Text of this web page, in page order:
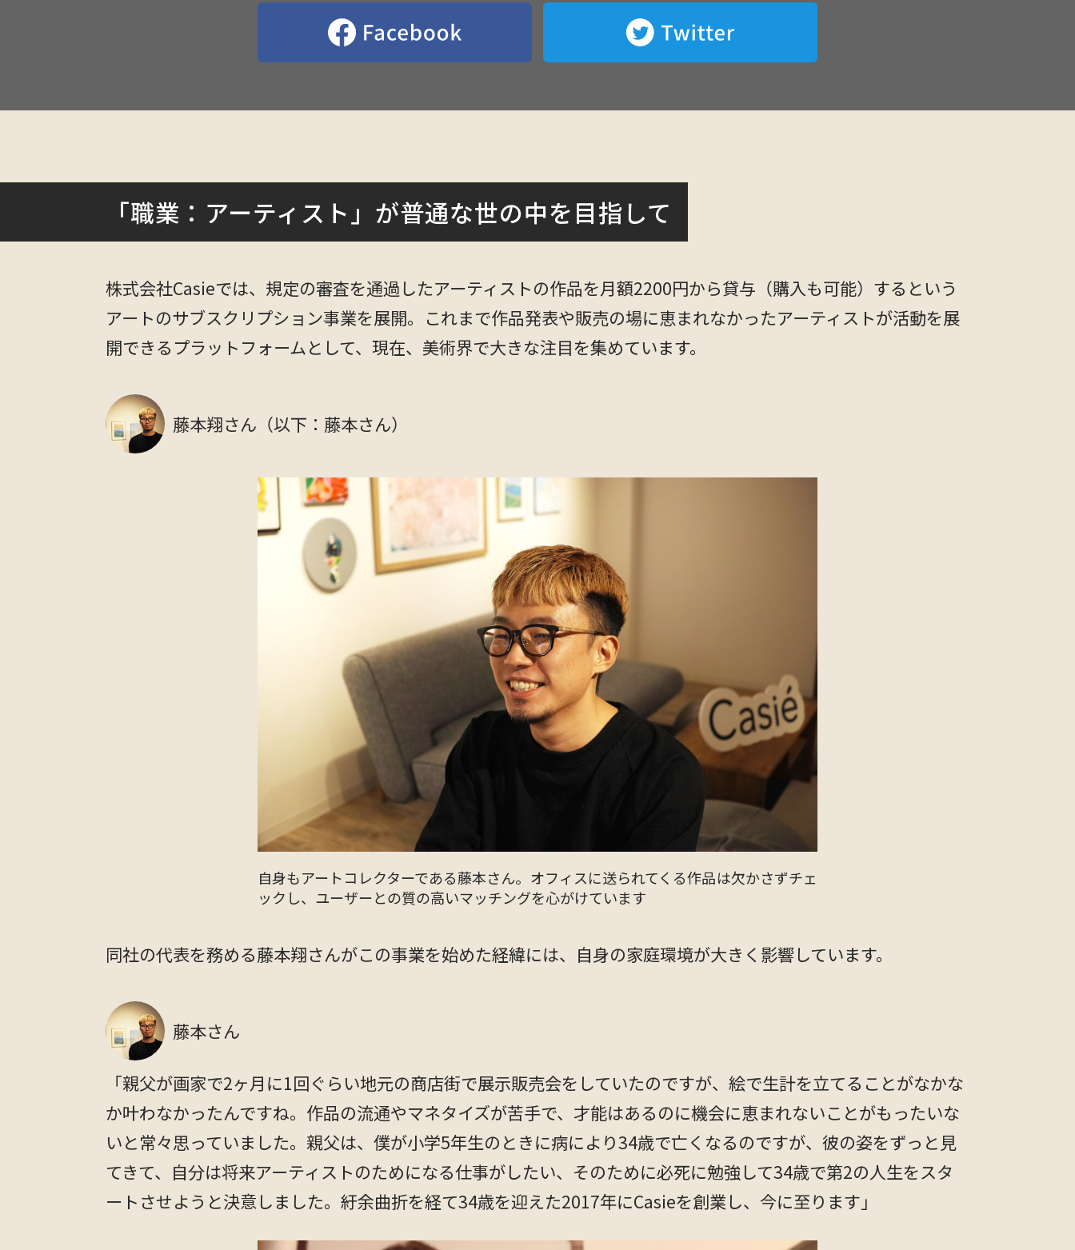
「職業：アーティスト」が普通な世の中を目指して
株式会社Casieでは、規定の審査を通過したアーティストの作品を月額2200円から貸与（購入も可能）するという
アートのサブスクリプション事業を展開。これまで作品発表や販売の場に恵まれなかったアーティストが活動を展
開できるプラットフォームとして、現在、美術界で大きな注目を集めています。
藤本翔さん（以下：藤本さん）
自身もアートコレクターである藤本さん。オフィスに送られてくる作品は欠かさずチェ
ックし、ユーザーとの質の高いマッチングを心がけています
同社の代表を務める藤本翔さんがこの事業を始めた経緯には、自身の家庭環境が大きく影響しています。
藤本さん
「親父が画家で2ヶ月に1回ぐらい地元の商店街で展示販売会をしていたのですが、絵で生計を立てることがなかな
か叶わなかったんですね。作品の流通やマネタイズが苦手で、才能はあるのに機会に恵まれないことがもったいな
いと常々思っていました。親父は、僕が小学5年生のときに病により34歳で亡くなるのですが、彼の姿をずっと見
てきて、自分は将来アーティストのためになる仕事がしたい、そのために必死に勉強して34歳で第2の人生をスタ
ートさせようと決意しました。紆余曲折を経て34歳を迎えた2017年にCasieを創業し、今に至ります」